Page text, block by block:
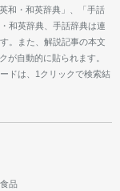
和・和英辞典」、「手話
和英辞典、手話辞典は連
。また、解説記事の本文
が自動的に貼られます。
ドは、1クリックで検索結
食品